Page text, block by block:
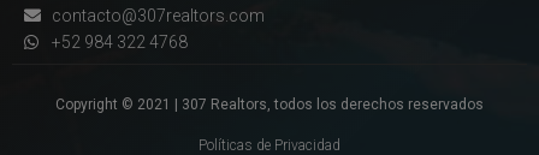
contacto@307realtors.com
+52 984 322 4768
Copyright © 2021 | 307 Realtors, todos los derechos reservados
Políticas de Privacidad